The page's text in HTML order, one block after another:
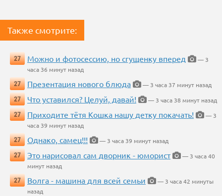
Также смотрите:
27 Можно и фотосессию, но сгущенку вперед
— 3
часа 36 минут назад
27
Презентация нового блюда
— 3 часа 37 минут назад
27
Что уставился? Целуй, давай!
— 3 часа 38 минут назад
27
Приходите тётя Кошка нашу детку покачать!
— 3
часа 39 минут назад
27
Однако, самец!!!
— 3 часа 39 минут назад
27
Это нарисовал сам дворник - юморист
— 3 часа 40
минут назад
27
Волга - машина для всей семьи
— 3 часа 42 минуты
назад